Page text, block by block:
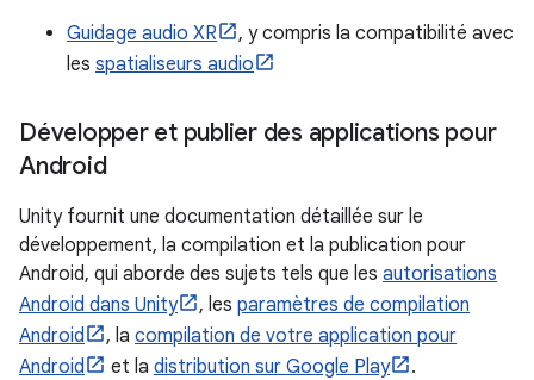
Guidage audio XR
, y compris la compatibilité avec
les spatialiseurs audio
Développer et publier des applications pour
Android
Unity fournit une documentation détaillée sur le
développement, la compilation et la publication pour
Android, qui aborde des sujets tels que les autorisations
Android dans Unity
, les paramètres de compilation
Android
, la compilation de votre application pour
Android
et la distribution sur Google Play .